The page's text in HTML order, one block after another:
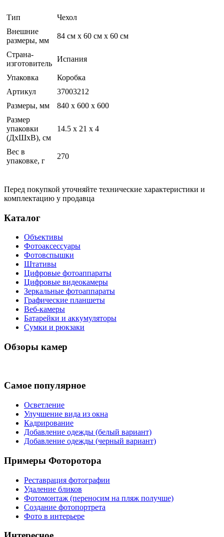
Тип
Чехол
Внешние
размеры, мм
84 см х 60 см х 60 см
Страна-
изготовитель
Испания
Упаковка
Коробка
Артикул
37003212
Размеры, мм
840 х 600 х 600
Размер
упаковки
(ДхШхВ), см
14.5 x 21 x 4
Вес в
упаковке, г
270
Перед покупкой уточняйте технические характеристики и
комплектацию у продавца
Каталог
Объективы
Фотоаксессуары
Фотовспышки
Штативы
Цифровые фотоаппараты
Цифровые видеокамеры
Зеркальные фотоаппараты
Графические планшеты
Веб-камеры
Батарейки и аккумуляторы
Сумки и рюкзаки
Обзоры камер
Самое популярное
Осветление
Улучшение вида из окна
Кадрирование
Добавление одежды (белый вариант)
Добавление одежды (черный вариант)
Примеры Фоторотора
Реставрация фотографии
Удаление бликов
Фотомонтаж (переносим на пляж получше)
Создание фотопортрета
Фото в интерьере